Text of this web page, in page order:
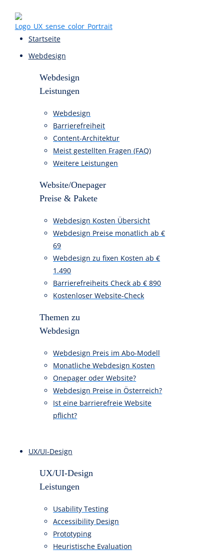
Startseite
Webdesign
Webdesign
Webdesign
Barrierefreiheit
Content-Architektur
Meist gestellten Fragen (FAQ)
Weitere Leistungen
Website/Onepager
Preise & Pakete
Webdesign Kosten Übersicht
Webdesign Preise monatlich ab €
69
Webdesign zu fixen Kosten ab €
1.490
Barrierefreiheits Check ab € 890
Kostenloser Website-Check
Themen zu
Webdesign
Webdesign Preis im Abo-Modell
Monatliche Webdesign Kosten
Onepager oder Website?
Ist eine barrierefreie Website
UX/UI-Design
Leistungen